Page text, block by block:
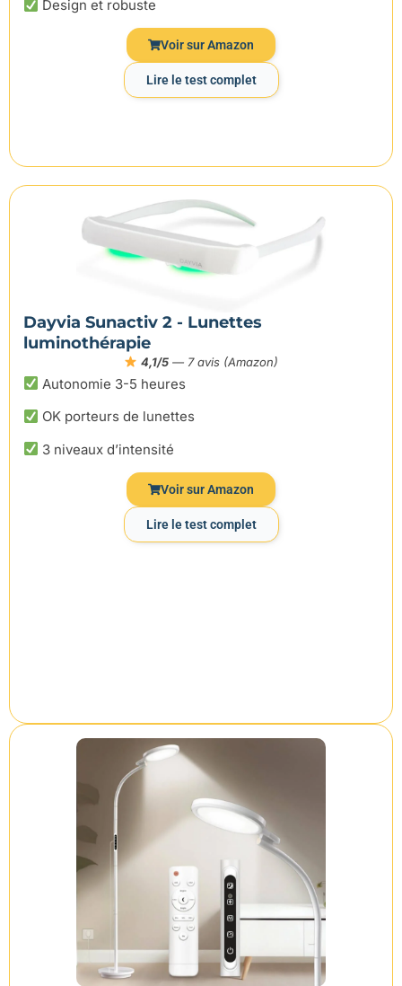
Design et robuste
Voir sur Amazon
Lire le test complet
Dayvia Sunactiv 2 - Lunettes
luminothérapie
4,1/5— 7 avis (Amazon)
Autonomie 3-5 heures
OK porteurs de lunettes
3 niveaux d’intensité
Voir sur Amazon
Lire le test complet